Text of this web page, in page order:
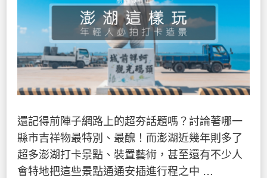
還記得前陣子網路上的超夯話題嗎？討論著哪一
縣市吉祥物最特別、最醜！而澎湖近幾年則多了
超多澎湖打卡景點、裝置藝術，甚至還有不少人
會特地把這些景點通通安插進行程之中 …